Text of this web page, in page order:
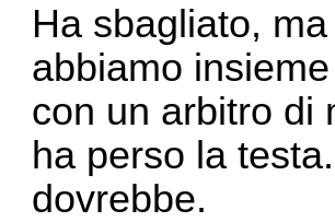
Ha sbagliato,
abbiamo
con un arbitro di
ha perso la
dovrebbe.